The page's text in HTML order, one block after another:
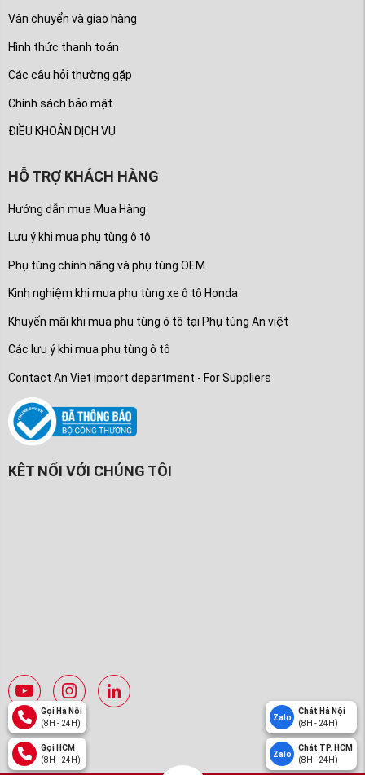
Vận chuyển và giao hàng
Hình thức thanh toán
Các câu hỏi thường gặp
Chính sách bảo mật
ĐIỀU KHOẢN DỊCH VỤ
HỖ TRỢ KHÁCH HÀNG
Hướng dẫn mua Mua Hàng
Lưu ý khi mua phụ tùng ô tô
Phụ tùng chính hãng và phụ tùng OEM
Kinh nghiệm khi mua phụ tùng xe ô tô Honda
Khuyến mãi khi mua phụ tùng ô tô tại Phụ tùng An việt
Các lưu ý khi mua phụ tùng ô tô
Contact An Viet import department - For Suppliers
KÊT NỐI VỚI CHÚNG TÔI
Gọi Hà Nội
(8H - 24H)
Gọi HCM
(8H - 24H)
Zalo
Chát Hà Nội
(8H - 24H)
Zalo
Chát TP. HCM
(8H - 24H)